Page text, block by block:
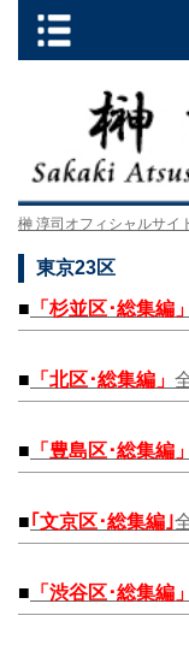
榊 淳司オフィシャルサイ
東京23区
■ 「杉並区･総集編」
■ 「北区･総集編」
■ 「豊島区･総集編」
■｢文京区･総集編｣
■ 「渋谷区･総集編」